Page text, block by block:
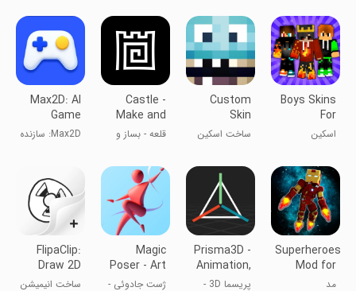
ماینکرفت
Boys Skins
For
Minecraft
اسکین
پسرانه
Custom
Skin
Creator
ساخت اسکین
Castle -
Make and
Pla‪y
قلعه - بساز و
Max2D: AI
Game
MakerMax2D: سازنده
Superheroes
Mod for
Minecraft
مد
Prisma3D -
Animation,
Modelingپریسما 3D -
Magic
Poser - Art
Pose Tool
ژست جادوئی -
FlipaClip:
Draw 2D
Animation
ساخت انیمیشن